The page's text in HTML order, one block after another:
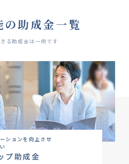
の助成金一覧
る助成金は一例です
ションを向上させ
プ助成金